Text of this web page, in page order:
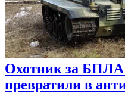
Охотник за
превратили в